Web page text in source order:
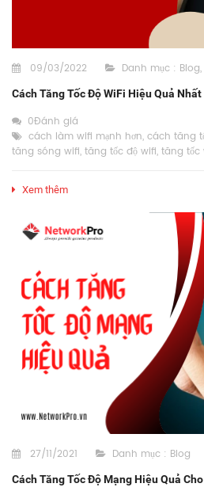
09/03/2022 Danh mục : Blog,
Cách Tăng Tốc Độ WiFi Hiệu Quả Nhất
0Đánh giá
cách làm wifi mạnh hơn, cách tăng
tăng sóng wifi, tăng tốc độ wifi, tăng tốc
Xem thêm
27/11/2021 Danh mục : Blog
Cách Tăng Tốc Độ Mạng Hiệu Quả